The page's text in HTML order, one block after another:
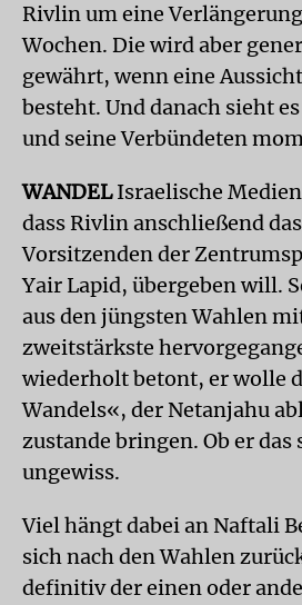
Rivlin um eine
Wochen. Die wird aber
gewährt, wenn eine
besteht. Und danach sieht
und seine Verbündeten
WANDELIsraelische
dass Rivlin anschließend
Vorsitzenden der
Yair Lapid, übergeben will.
aus den jüngsten Wahlen
zweitstärkste
wiederholt betont, er wolle
Wandels«, der Netanjahu
zustande bringen. Ob er
ungewiss.
Viel hängt dabei an Naftali
sich nach den Wahlen
definitiv der einen oder